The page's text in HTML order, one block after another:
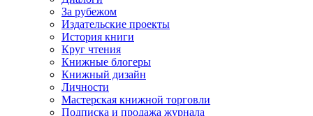
За рубежом
Издательские проекты
История книги
Круг чтения
Книжные блогеры
Книжный дизайн
Личности
Мастерская книжной торговли
Подписка и продажа журнала